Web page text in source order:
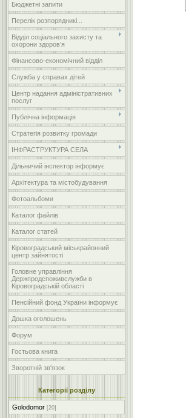
Бюджетні запити
Перелік розпорядникі...
Відділ соціального захисту та
охорони здоров’я
Фінансово-економічний відділ
Служба у справах дітей
Центр надання адміністративних
послуг
Публічна інформація
Стратегія розвитку громади
ІНФРАСТРУКТУРА СЕЛА
Дільничий інспектор інформує
Архітектура та містобудування
Фотоальбоми
Каталог файлів
Каталог статей
Кіровоградський міськрайонний
центр зайнятості
Головне управління
Держпродспоживслужби в
Кіровоградській області
Пенсійний фонд України інформує
Дошка оголошень
Форум
Гостьова книга
Зворотній зв'язок
Категорії розділу
Golodomor [20]